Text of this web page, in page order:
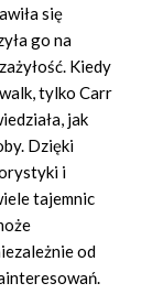
się
go na
Kiedy
tylko Carr
jak
Dzięki
i
tajemnic
od